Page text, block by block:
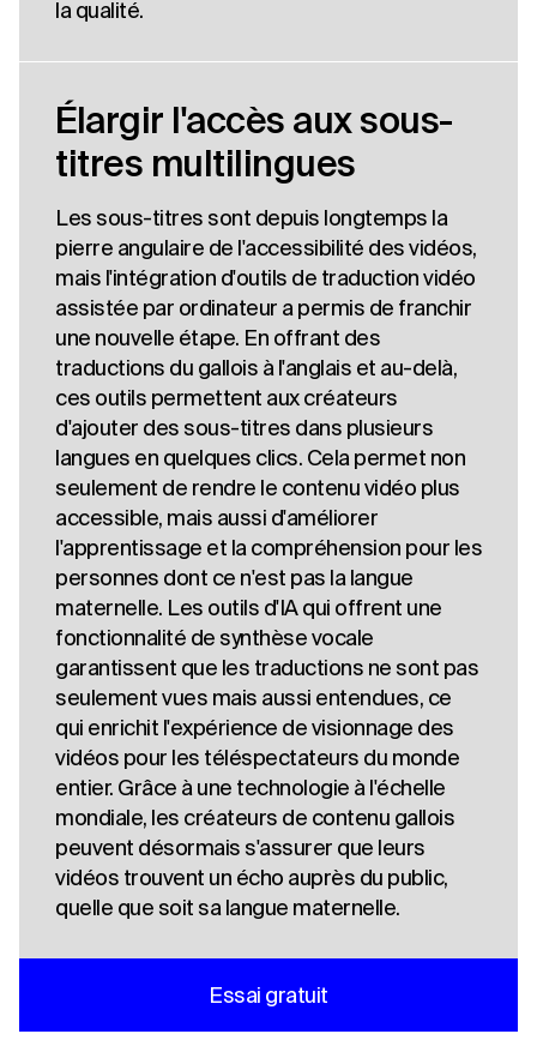
la qualité.
Élargir l'accès aux sous-
titres multilingues
Les sous-titres sont depuis longtemps la
pierre angulaire de l'accessibilité des vidéos,
mais l'intégration d'outils de traduction vidéo
assistée par ordinateur a permis de franchir
une nouvelle étape. En offrant des
traductions du gallois à l'anglais et au-delà,
ces outils permettent aux créateurs
d'ajouter des sous-titres dans plusieurs
langues en quelques clics. Cela permet non
seulement de rendre le contenu vidéo plus
accessible, mais aussi d'améliorer
l'apprentissage et la compréhension pour les
personnes dont ce n'est pas la langue
maternelle. Les outils d'IA qui offrent une
fonctionnalité de synthèse vocale
garantissent que les traductions ne sont pas
seulement vues mais aussi entendues, ce
qui enrichit l'expérience de visionnage des
vidéos pour les téléspectateurs du monde
entier. Grâce à une technologie à l'échelle
mondiale, les créateurs de contenu gallois
peuvent désormais s'assurer que leurs
vidéos trouvent un écho auprès du public,
quelle que soit sa langue maternelle.
Essai gratuit